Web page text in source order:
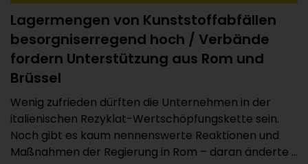
Lagermengen von Kunststoffabfällen
besorgniserregend hoch / Verbände
fordern Unterstützung aus Rom und
Brüssel
Wenig zufrieden dürften die Unternehmen in der
italienischen Rezyklat-Wertschöpfungskette sein.
Noch gibt es kaum nennenswerte Reaktionen und
Maßnahmen der Regierung in Rom – daran änderte ...